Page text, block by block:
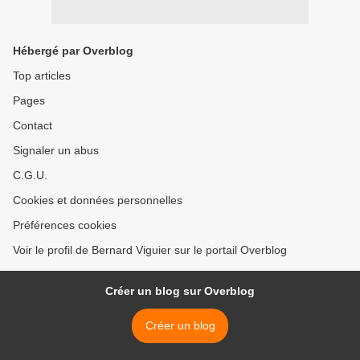
Hébergé par Overblog
Top articles
Pages
Contact
Signaler un abus
C.G.U.
Cookies et données personnelles
Préférences cookies
Voir le profil de Bernard Viguier sur le portail Overblog
Créer un blog sur Overblog
Créer un blog